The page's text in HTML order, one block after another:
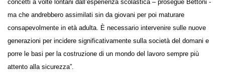
protezione, sono concetti a volte lontani dall’esperienza scolastica –
prosegue Bettoni - ma che andrebbero assimilati sin da giovani per poi
maturare consapevolmente in età adulta. È necessario intervenire
sulle nuove generazioni per incidere significativamente sulla società
del domani e porre le basi per la costruzione di un mondo del lavoro
sempre più attento alla sicurezza”.